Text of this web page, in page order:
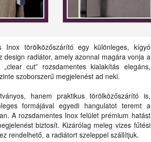
Inox törölközőszárító egy különleges, kígyó
design radiátor, amely azonnal magára vonja a
cut” rozsdamentes kialakítás elegáns,
szoborszerű megjelenést ad neki.
hanem praktikus törölközőszárító is,
formájával egyedi hangulatot teremt a
A rozsdamentes Inox felület prémium hatást
biztosít. Kizárólag meleg vizes fűtési
rendelhető, a radiátort szeleppel szállítjuk.